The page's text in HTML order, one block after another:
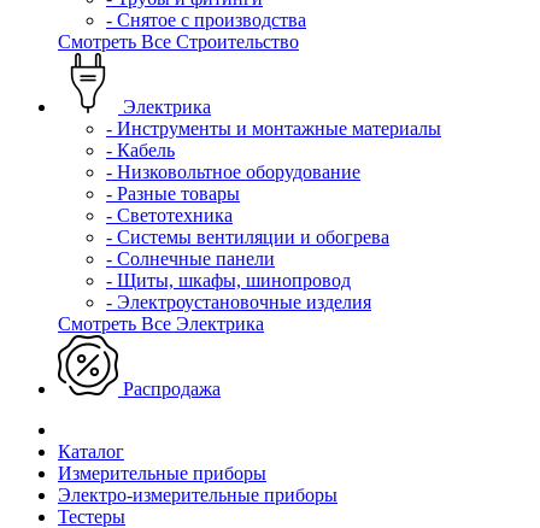
- Снятое с производства
Смотреть Все Строительство
Электрика
- Инструменты и монтажные материалы
- Кабель
- Низковольтное оборудование
- Разные товары
- Светотехника
- Системы вентиляции и обогрева
- Солнечные панели
- Щиты, шкафы, шинопровод
- Электроустановочные изделия
Смотреть Все Электрика
Распродажа
Каталог
Измерительные приборы
Электро-измерительные приборы
Тестеры